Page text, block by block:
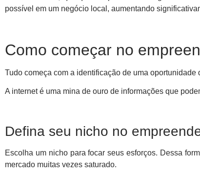
possível em um negócio local, aumentando
Como começar no
Tudo começa com a identificação de uma
A internet é uma mina de ouro de informações que
Defina seu nicho no
Escolha um nicho para focar seus esforços. Dessa
mercado muitas vezes saturado.